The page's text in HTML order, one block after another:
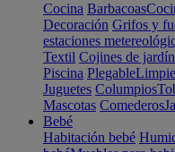
Cocina Barbacoas
Decoración Grifos y
estaciones
Textil Cojines de jardín
Piscina Plegable
Juguetes Columpios
Mascotas Comederos
Bebé
Habitación bebé